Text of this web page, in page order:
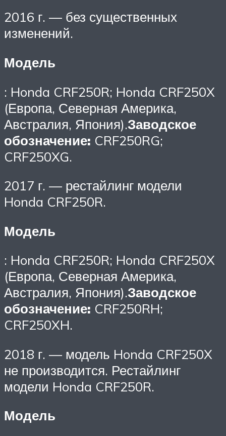
2016 г. — без существенных
изменений.
Модель
: Honda CRF250R; Honda CRF250X
(Европа, Северная Америка,
Австралия, Япония).Заводское
обозначение: CRF250RG;
CRF250XG.
2017 г. — рестайлинг модели
Honda CRF250R.
Модель
: Honda CRF250R; Honda CRF250X
(Европа, Северная Америка,
Австралия, Япония).Заводское
обозначение: CRF250RH;
CRF250XH.
2018 г. — модель Honda CRF250X
не производится. Рестайлинг
модели Honda CRF250R.
Модель